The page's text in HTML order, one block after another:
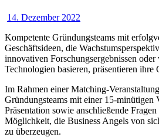
14. Dezember 2022
Kompetente Gründungsteams mit
Geschäftsideen, die
innovativen Forschungsergebnissen oder
Technologien basieren, präsentieren ihre
Im Rahmen einer Matching-
Gründungsteams mit einer 15-minütigen
Präsentation sowie anschließende
Möglichkeit, die Business Angels von
zu überzeugen.